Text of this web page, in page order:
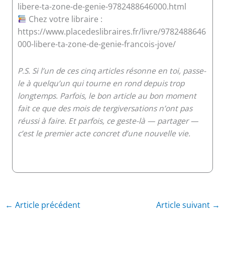
libere-ta-zone-de-genie-9782488646000.html
Chez votre libraire :
https://www.placedeslibraires.fr/livre/9782488646
000-libere-ta-zone-de-genie-francois-jove/
P.S. Si l’un de ces cinq articles résonne en toi, passe-
le à quelqu’un qui tourne en rond depuis trop
longtemps. Parfois, le bon article au bon moment
fait ce que des mois de tergiversations n’ont pas
réussi à faire. Et parfois, ce geste-là — partager —
c’est le premier acte concret d’une nouvelle vie.
← Article précédent Article suivant →